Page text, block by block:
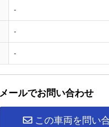
-
-
-
メールでお問い合わせ
この車両を問い